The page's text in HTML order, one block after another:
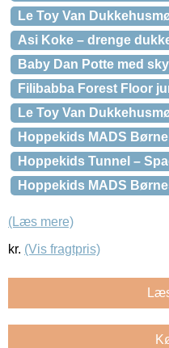
Le Toy Van
Asi Koke – drenge
Baby Dan Potte med
Filibabba Forest Floor
Le Toy Van
Hoppekids MADS
Hoppekids Tunnel –
Hoppekids MADS
(Læs mere)
kr. (Vis fragtpris)